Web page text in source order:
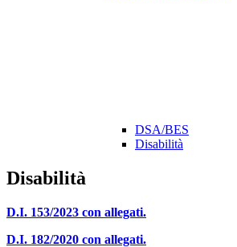
DSA/BES
Disabilità
Disabilità
D.I. 153/2023 con allegati.
D.I. 182/2020 con allegati.